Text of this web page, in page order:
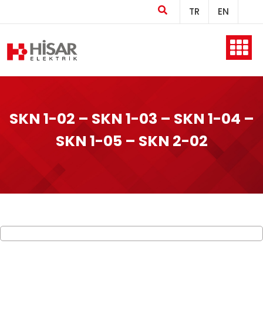
Kurumsal
Ürünler
Üretim
TR EN
SKN 1-02 – SKN 1-03 – SKN 1-04 –
SKN 1-05 – SKN 2-02